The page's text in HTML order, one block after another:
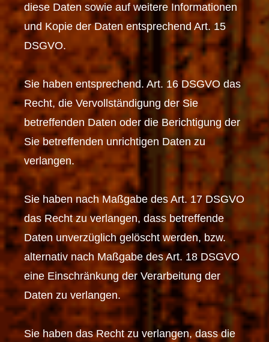
diese Daten sowie auf weitere Informationen
und Kopie der Daten entsprechend Art. 15
DSGVO.
Sie haben entsprechend. Art. 16 DSGVO das
Recht, die Vervollständigung der Sie
betreffenden Daten oder die Berichtigung der
Sie betreffenden unrichtigen Daten zu
verlangen.
Sie haben nach Maßgabe des Art. 17 DSGVO
das Recht zu verlangen, dass betreffende
Daten unverzüglich gelöscht werden, bzw.
alternativ nach Maßgabe des Art. 18 DSGVO
eine Einschränkung der Verarbeitung der
Daten zu verlangen.
Sie haben das Recht zu verlangen, dass die